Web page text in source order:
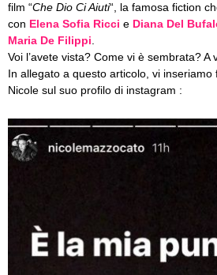
film “Che Dio Ci Aiuti“, la famosa fiction
con Elena Sofia Ricci e Diana Del
Maria De Filippi
Voi l’avete vista? Come vi è sembrata? A
In allegato a questo articolo, vi inseriamo
Nicole sul suo profilo di instagram :